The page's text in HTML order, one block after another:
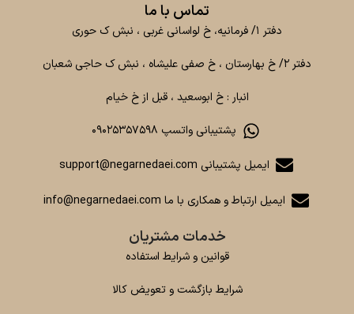
تماس با ما
دفتر ۱/ فرمانیه، خ لواسانی غربی ، نبش ک حوری
دفتر ۲/ خ بهارستان ، خ صفی علیشاه ، نبش ک حاجی شعبان
انبار : خ ابوسعید ، قبل از خ خیام
پشتیبانی واتسپ ۰۹۰۲۵۳۵۷۵۹۸
ایمیل پشتیبانی support@negarnedaei.com
ایمیل ارتباط و همکاری با ما info@negarnedaei.com
خدمات مشتریان
قوانین و شرایط استفاده
شرایط بازگشت و تعویض کالا